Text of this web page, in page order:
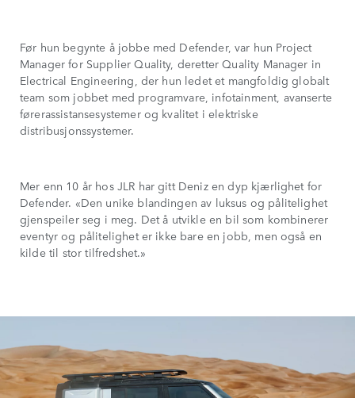
Før hun begynte å jobbe med Defender, var hun Project
Manager for Supplier Quality, deretter Quality Manager in
Electrical Engineering, der hun ledet et mangfoldig globalt
team som jobbet med programvare, infotainment, avanserte
førerassistansesystemer og kvalitet i elektriske
distribusjonssystemer.
Mer enn 10 år hos JLR har gitt Deniz en dyp kjærlighet for
Defender. «Den unike blandingen av luksus og pålitelighet
gjenspeiler seg i meg. Det å utvikle en bil som kombinerer
eventyr og pålitelighet er ikke bare en jobb, men også en
kilde til stor tilfredshet.»